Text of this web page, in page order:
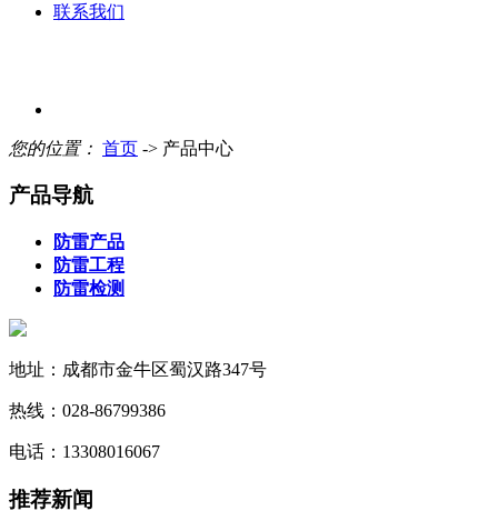
联系我们
您的位置： 首页 -> 产品中心
产品导航
防雷产品
防雷工程
防雷检测
地址：成都市金牛区蜀汉路347号
热线：028-86799386
电话：13308016067
推荐新闻